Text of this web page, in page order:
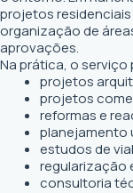
projetos
organização de
aprovações.
Na prática, o serviço
projetos
projetos
reformas e
planejamento
estudos de
regularização
consultoria